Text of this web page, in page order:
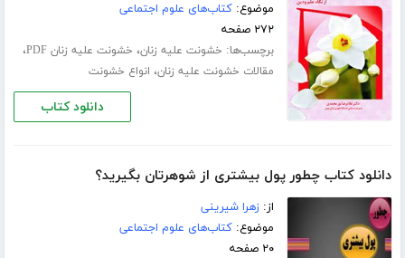
موضوع:کتاب‌های علوم اجتماعی
۲۷۲ صفحه
برچسب‌ها: خشونت علیه زنان، خشونت علیه زنان PDF ،
مقالات خشونت علیه زنان، انواع خشونت
دانلود کتاب
دانلود کتاب چطور پول بیشتری از شوهرتان بگیرید؟
از:زهرا شیرینی
موضوع:کتاب‌های علوم اجتماعی
۲۰ صفحه